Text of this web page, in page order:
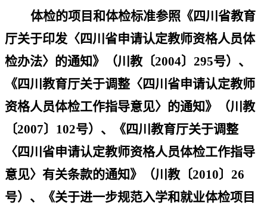
体检的项目和体检标准参照《四川省教育
厅关于印发〈四川省申请认定教师资格人员体
检办法〉的通知》（川教〔2004〕 295号）、
《四川教育厅关于调整〈四川省申请认定教师
资格人员体检工作指导意见〉的通知》（川教
〔2007〕 102号）、《四川教育厅关于调整
〈四川省申请认定教师资格人员体检工作指导
意见〉有关条款的通知》（川教〔2010〕 26
号）、《关于进一步规范入学和就业体检项目